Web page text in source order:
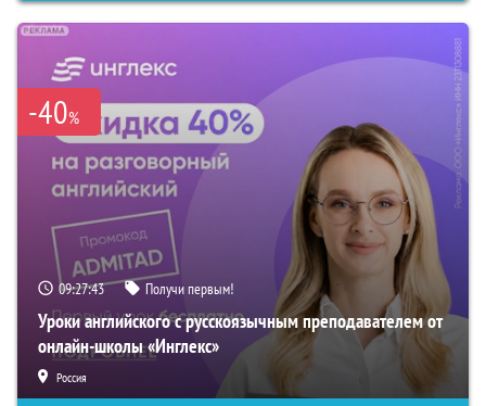
-40%
09:27:41 Получи первым!
Уроки английского с русскоязычным преподавателем от
онлайн-школы «Инглекс»
Россия